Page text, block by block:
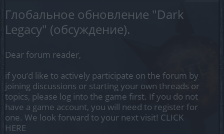
Глобальное обновление "Dark
Legacy" (обсуждение).
Dear forum reader,
if you’d like to actively participate on the forum by
joining discussions or starting your own threads or
topics, please log into the game first. If you do not
have a game account, you will need to register for
one. We look forward to your next visit! CLICK
HERE